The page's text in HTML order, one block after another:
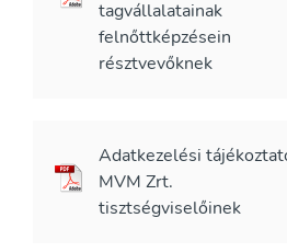
tagvállalatainak
felnőttképzésein
résztvevőknek
Adatkezelési
MVM Zrt.
tisztségviselőinek